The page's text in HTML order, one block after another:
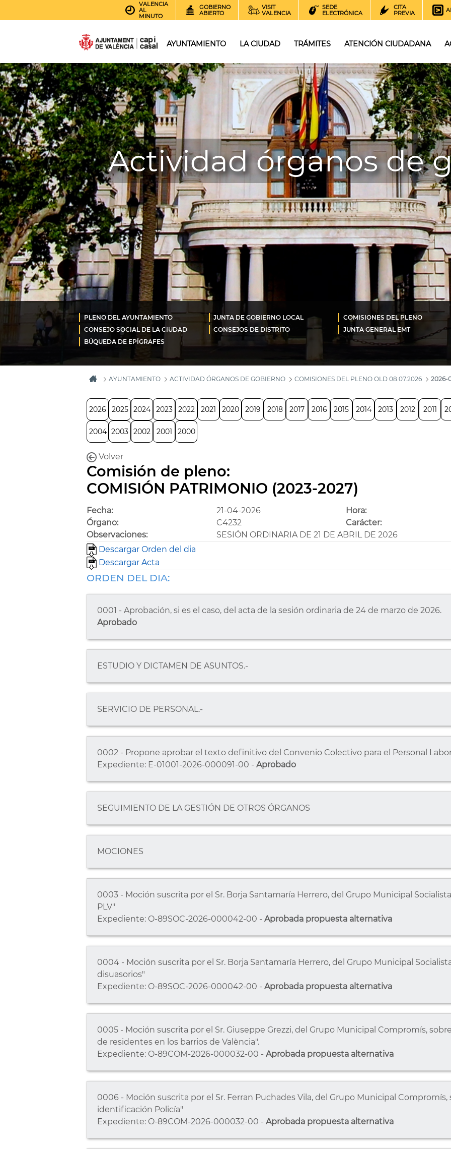
VALENCIA
AL
MINUTO
GOBIERNO
ABIERTO
VISIT
VALENCIA
SEDE
ELECTRÓNICA
CITA
PREVIA
AYUNTAMIENTO LA CIUDAD TRÁMITES ATENCIÓN CIUDADANA
Actividad órganos de
PLENO DEL AYUNTAMIENTO JUNTA DE GOBIERNO LOCAL COMISIONES DEL PLENO
CONSEJO SOCIAL DE LA CIUDAD
CONSEJOS DE DISTRITO JUNTA GENERAL EMT
BÚQUEDA DE EPÍGRAFES
AYUNTAMIENTO ACTIVIDAD ÓRGANOS DE GOBIERNO COMISIONES DEL PLENO OLD 08.07.2026 2026-
2026 2025 2024 2023 2022 2021 2020 2019 2018 2017 2016 2015 2014 2013 2012 2011
2004 2003 2002 2001 2000
Volver
Comisión de pleno:
COMISIÓN PATRIMONIO (2023-2027)
Fecha: 21-04-2026 Hora:
Órgano:
C4232 Carácter:
Observaciones:
SESIÓN ORDINARIA DE 21 DE ABRIL DE 2026
Descargar Orden del dia
Descargar Acta
ORDEN DEL DIA:
0001 - Aprobación, si es el caso, del acta de la sesión ordinaria de 24 de marzo de 2026.
Aprobado
ESTUDIO Y DICTAMEN DE ASUNTOS.-
SERVICIO DE PERSONAL.-
0002 - Propone aprobar el texto definitivo del Convenio Colectivo para el Personal
Expediente: E-01001-2026-000091-00 - Aprobado
SEGUIMIENTO DE LA GESTIÓN DE OTROS ÓRGANOS
MOCIONES
0003 - Moción suscrita por el Sr. Borja Santamaría Herrero, del Grupo Municipal
PLV"
Expediente: O-89SOC-2026-000042-00 - Aprobada propuesta alternativa
0004 - Moción suscrita por el Sr. Borja Santamaría Herrero, del Grupo Municipal
disuasorios"
Expediente: O-89SOC-2026-000042-00 - Aprobada propuesta alternativa
0005 - Moción suscrita por el Sr. Giuseppe Grezzi, del Grupo Municipal Compromís,
de residentes en los barrios de València".
Expediente: O-89COM-2026-000032-00 - Aprobada propuesta alternativa
0006 - Moción suscrita por el Sr. Ferran Puchades Vila, del Grupo Municipal
identificación Policía"
Expediente: O-89COM-2026-000032-00 - Aprobada propuesta alternativa